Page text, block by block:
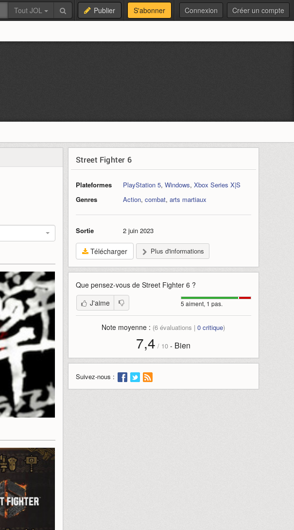
Tout JOL Publier S'abonner Connexion Créer un compte
Street Fighter 6
Plateformes PlayStation 5, Windows, Xbox Series X|S
Genres
Action, combat, arts martiaux
Sortie 2 juin 2023
Télécharger Plus d'informations
Que pensez-vous de Street Fighter 6 ?
5 aiment, 1 pas.
J'aime
Note moyenne : (6 évaluations |0 critique)
7,4 / 10 - Bien
Suivez-nous :